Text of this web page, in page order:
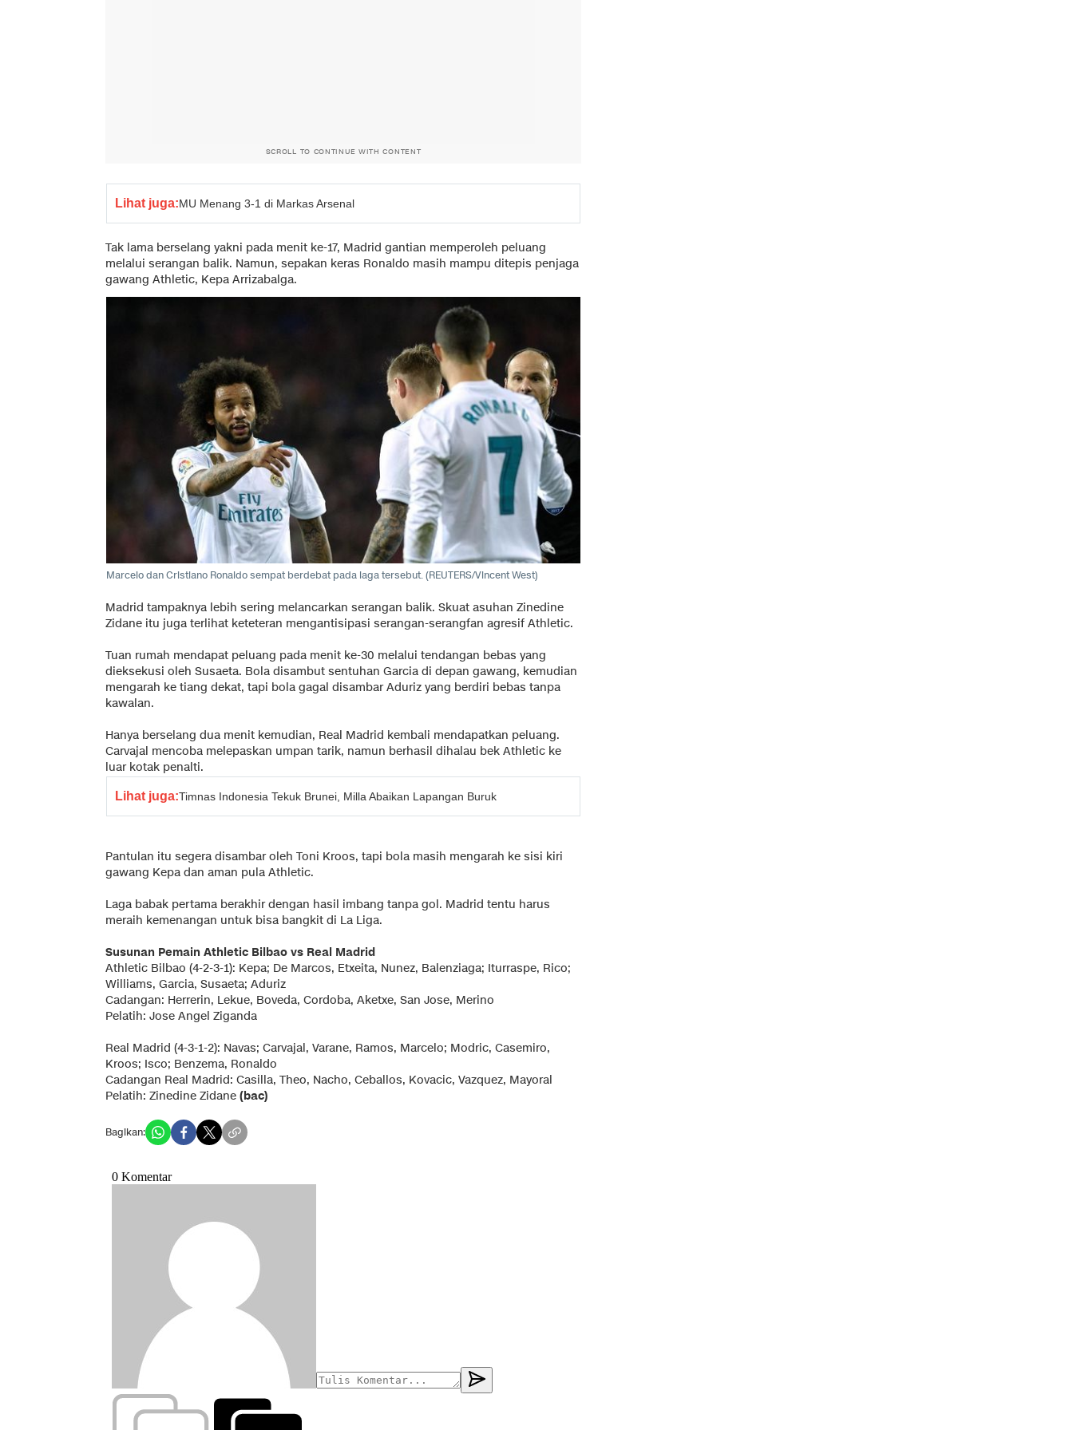
SCROLL TO CONTINUE WITH CONTENT
Lihat juga:MU Menang 3-1 di Markas Arsenal
Tak lama berselang yakni pada menit ke-17, Madrid gantian memperoleh peluang
melalui serangan balik. Namun, sepakan keras Ronaldo masih mampu ditepis penjaga
gawang Athletic, Kepa Arrizabalga.
Marcelo dan Cristiano Ronaldo sempat berdebat pada laga tersebut. (REUTERS/Vincent West)
Madrid tampaknya lebih sering melancarkan serangan balik. Skuat asuhan Zinedine
Zidane itu juga terlihat keteteran mengantisipasi serangan-serangfan agresif Athletic.
Tuan rumah mendapat peluang pada menit ke-30 melalui tendangan bebas yang
dieksekusi oleh Susaeta. Bola disambut sentuhan Garcia di depan gawang, kemudian
mengarah ke tiang dekat, tapi bola gagal disambar Aduriz yang berdiri bebas tanpa
kawalan.
Hanya berselang dua menit kemudian, Real Madrid kembali mendapatkan peluang.
Carvajal mencoba melepaskan umpan tarik, namun berhasil dihalau bek Athletic ke
luar kotak penalti.
Lihat juga:Timnas Indonesia Tekuk Brunei, Milla Abaikan Lapangan Buruk
Pantulan itu segera disambar oleh Toni Kroos, tapi bola masih mengarah ke sisi kiri
gawang Kepa dan aman pula Athletic.
Laga babak pertama berakhir dengan hasil imbang tanpa gol. Madrid tentu harus
meraih kemenangan untuk bisa bangkit di La Liga.
Susunan Pemain Athletic Bilbao vs Real Madrid
Athletic Bilbao (4-2-3-1): Kepa; De Marcos, Etxeita, Nunez, Balenziaga; Iturraspe, Rico;
Williams, Garcia, Susaeta; Aduriz
Cadangan: Herrerin, Lekue, Boveda, Cordoba, Aketxe, San Jose, Merino
Pelatih: Jose Angel Ziganda
Real Madrid (4-3-1-2): Navas; Carvajal, Varane, Ramos, Marcelo; Modric, Casemiro,
Kroos; Isco; Benzema, Ronaldo
Cadangan Real Madrid: Casilla, Theo, Nacho, Ceballos, Kovacic, Vazquez, Mayoral
Pelatih: Zinedine Zidane (bac)
Bagikan: